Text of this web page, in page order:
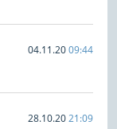
04.11.2009:44
28.10.2021:09